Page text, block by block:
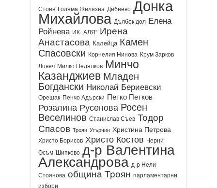
Стоев Голяма Желязна Дебнево Донка
Михайлова Дълбок дол Елена
Ройнева ИК „АЛЯ“ Ирена
Анастасова Калейца Камен
Спасовски Корнелия Нинова Крум Зарков
Ловеч Милко Недялков Минчо
Казанджиев Младен
Богдански Николай Бериевски
Орешак Пенчо Адърски Петко Петков
Розалина Русенова Росен
Веселинов Станислав Съев Тодор
Спасов Троян Угърчин Христина Петрова
Христо Борисов Христо Костов Черни
Осъм
Шипково д-р Валентина
Александрова д-р Нели
Стоянова община Троян парламентарни
избори